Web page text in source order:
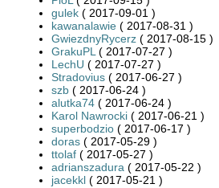
gulek ( 2017-09-01 )
kawanalawie ( 2017-08-31 )
GwiezdnyRycerz ( 2017-08-15 )
GrakuPL ( 2017-07-27 )
LechU ( 2017-07-27 )
Stradovius ( 2017-06-27 )
szb ( 2017-06-24 )
alutka74 ( 2017-06-24 )
Karol Nawrocki ( 2017-06-21 )
superbodzio ( 2017-06-17 )
doras ( 2017-05-29 )
ttolaf ( 2017-05-27 )
adrianszadura ( 2017-05-22 )
jacekkl ( 2017-05-21 )